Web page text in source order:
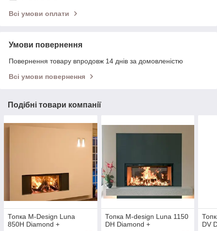
Всі умови оплати
Умови повернення
Повернення товару впродовж 14 днів за домовленістю
Всі умови повернення
Подібні товари компанії
Топка M-Design Luna
850H Diamond +
Топка M-design Luna 1150
DH Diamond +
DV